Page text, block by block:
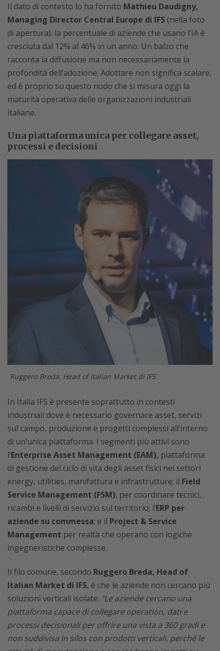
Il dato di contesto lo ha fornito Mathieu Daudigny,
Managing Director Central Europe di IFS (nella foto
di apertura): la percentuale di aziende che usano l’IA è
cresciuta dal 12% al 46% in un anno. Un balzo che
racconta la diffusione ma non necessariamente la
profondità dell’adozione. Adottare non significa scalare,
ed è proprio su questo nodo che si misura oggi la
maturità operativa delle organizzazioni industriali
italiane.
Una piattaforma unica per collegare asset,
processi e decisioni
Ruggero Breda, Head of Italian Market di IFS
In Italia IFS è presente soprattutto in contesti
industriali dove è necessario governare asset, servizi
sul campo, produzione e progetti complessi all’interno
di un’unica piattaforma. I segmenti più attivi sono
l’Enterprise Asset Management (EAM), piattaforma
di gestione del ciclo di vita degli asset fisici nei settori
energy, utilities, manifattura e infrastrutture; il Field
Service Management (FSM), per coordinare tecnici,
ricambi e livelli di servizio sul territorio; l’ERP per
aziende su commessa; e il Project & Service
Management per realtà che operano con logiche
ingegneristiche complesse.
Il filo comune, secondo Ruggero Breda, Head of
Italian Market di IFS, è che le aziende non cercano più
soluzioni verticali isolate: “Le aziende cercano una
piattaforma capace di collegare operation, dati e
processi decisionali per offrire una vista a 360 gradi e
non suddivisa in silos con prodotti verticali, perché le